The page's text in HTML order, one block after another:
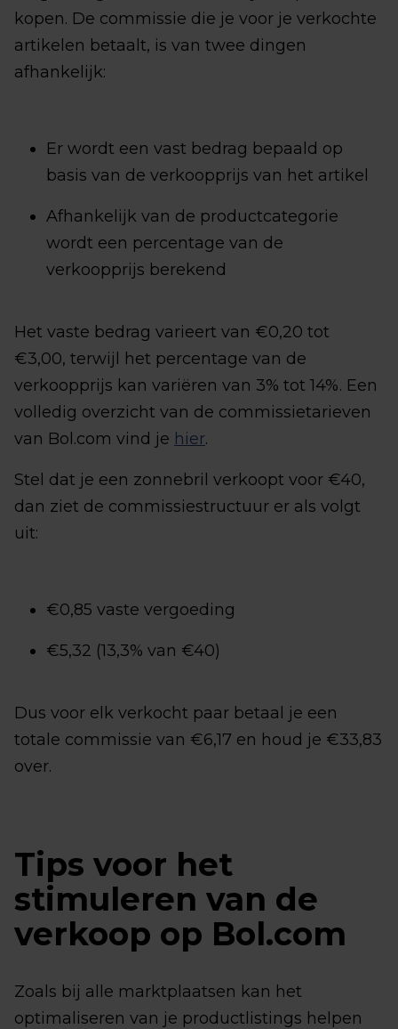
kopen. De commissie die je voor je verkochte
artikelen betaalt, is van twee dingen
afhankelijk:
Er wordt een vast bedrag bepaald op
basis van de verkoopprijs van het artikel
Afhankelijk van de productcategorie
wordt een percentage van de
verkoopprijs berekend
Het vaste bedrag varieert van €0,20 tot
€3,00, terwijl het percentage van de
verkoopprijs kan variëren van 3% tot 14%. Een
volledig overzicht van de commissietarieven
van Bol.com vind je hier.
Stel dat je een zonnebril verkoopt voor €40,
dan ziet de commissiestructuur er als volgt
uit:
€0,85 vaste vergoeding
€5,32 (13,3% van €40)
Dus voor elk verkocht paar betaal je een
totale commissie van €6,17 en houd je €33,83
over.
Tips voor het
stimuleren van de
verkoop op Bol.com
Zoals bij alle marktplaatsen kan het
optimaliseren van je productlistings helpen